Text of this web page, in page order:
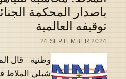
باصدار المحكمة
توقيفه العالمية
24 SEPTEMBER 2024
وطنية - قال
شبلي الملاط